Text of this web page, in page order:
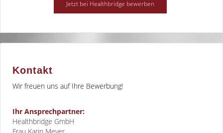
Kontakt
Wir freuen uns auf Ihre Bewerbung!
Ihr Ansprechpartner:
Healthbridge GmbH